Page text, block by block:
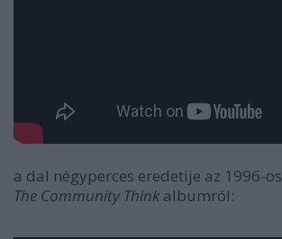
a dal négyperces eredetije az 1996-os
The Community Think albumról: